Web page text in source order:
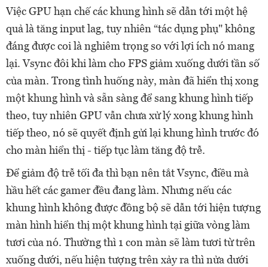
Việc GPU hạn chế các khung hình sẽ dẫn tới một hệ
quả là tăng input lag, tuy nhiên “tác dụng phụ" không
đáng được coi là nghiêm trọng so với lợi ích nó mang
lại. Vsync đôi khi làm cho FPS giảm xuống dưới tần số
của màn. Trong tình huống này, màn đã hiển thị xong
một khung hình và sẵn sàng để sang khung hình tiếp
theo, tuy nhiên GPU vẫn chưa xử lý xong khung hình
tiếp theo, nó sẽ quyết định gửi lại khung hình trước đó
cho màn hiển thị - tiếp tục làm tăng độ trễ.
Để giảm độ trễ tối đa thì bạn nên tắt Vsync, điều mà
hầu hết các gamer đều đang làm. Nhưng nếu các
khung hình không được đồng bộ sẽ dẫn tới hiện tượng
màn hình hiển thị một khung hình tại giữa vòng làm
tươi của nó. Thường thì 1 con màn sẽ làm tươi từ trên
xuống dưới, nếu hiện tượng trên xảy ra thì nửa dưới